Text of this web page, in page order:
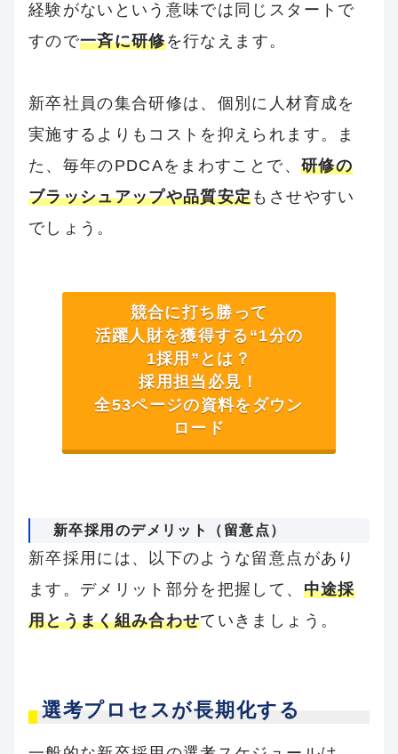
経験がないという意味では同じスタートで
すので一斉に研修を行なえます。
新卒社員の集合研修は、個別に人材育成を
実施するよりもコストを抑えられます。ま
た、毎年のPDCAをまわすことで、 研修の
ブラッシュアップや品質安定もさせやすい
でしょう。
競合に打ち勝って
活躍人財を獲得する“1分の
1採用”とは？
採用担当必見！
全53ページの資料をダウン
ロード
新卒採用のデメリット（留意点）
新卒採用には、以下のような留意点があり
ます。デメリット部分を把握して、 中途採
用とうまく組み合わせていきましょう。
選考プロセスが長期化する